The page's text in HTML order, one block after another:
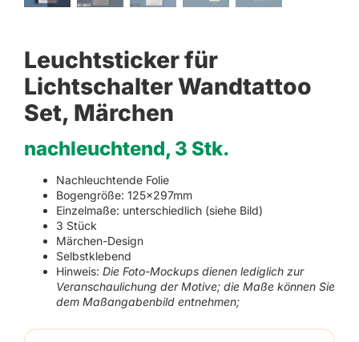
Leuchtsticker für
Lichtschalter Wandtattoo
Set, Märchen
nachleuchtend, 3 Stk.
Nachleuchtende Folie
Bogengröße: 125x297mm
Einzelmaße: unterschiedlich (siehe Bild)
3 Stück
Märchen-Design
Selbstklebend
Hinweis: Die Foto-Mockups dienen lediglich zur
Veranschaulichung der Motive; die Maße können Sie
dem Maßangabenbild entnehmen;